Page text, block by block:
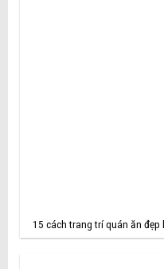
15 cách trang trí quán ăn